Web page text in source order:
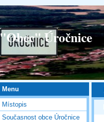
"Obec" Úročnice
Menu
Místopis
Současnost obce Úročnice